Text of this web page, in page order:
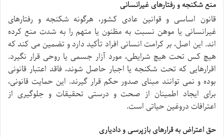
منع شکنجه و رفتارهای غیرانسانی
قانون اساسی و قوانین عادی کشور، هرگونه شکنجه و رفتارهای
غیرانسانی یا موهن نسبت به مظنون یا متهم را به شدت منع کرده
اند. این اصل، بر کرامت انسانی افراد تأکید دارد و تضمین می کند که
هیچ کس تحت هیچ شرایطی، مورد آزار جسمی یا روحی قرار نگیرد.
اقرارهایی که تحت شکنجه یا اجبار حاصل شوند، فاقد اعتبار قانونی
بوده و نمی توانند مبنای صدور حکم قرار گیرند. این حمایت قانونی،
برای ایجاد اطمینان از صحت و درستی تحقیقات و جلوگیری از
اعترافات دروغین حیاتی است.
حق اعتراض به قرارهای بازپرسی و دادیاری